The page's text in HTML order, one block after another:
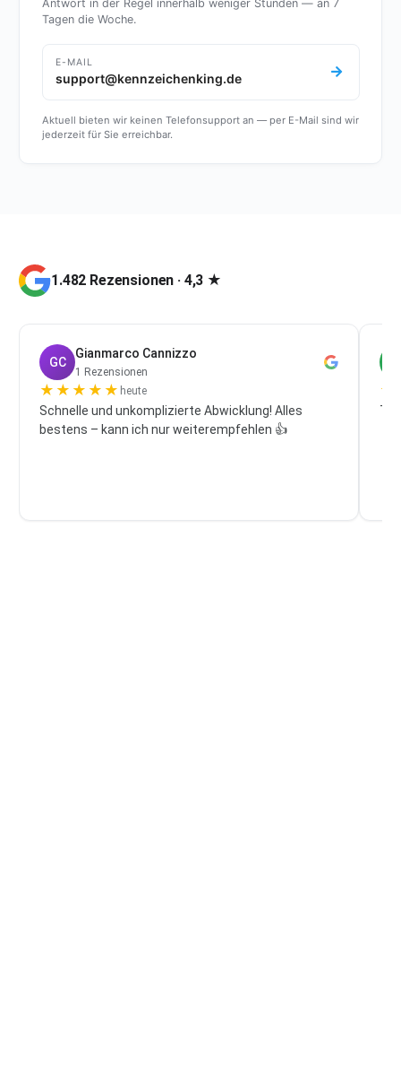
Antwort in der Regel innerhalb weniger Stunden — an 7
Tagen die Woche.
E-MAIL
support@kennzeichenking.de
Aktuell bieten wir keinen Telefonsupport an — per E-Mail sind wir
jederzeit für Sie erreichbar.
1.482 Rezensionen · 4,3 ★
GC
Gianmarco Cannizzo
1 Rezensionen
★ ★ ★ ★ ★ heute
Schnelle und unkomplizierte Abwicklung! Alles
bestens – kann ich nur weiterempfehlen 👍
★